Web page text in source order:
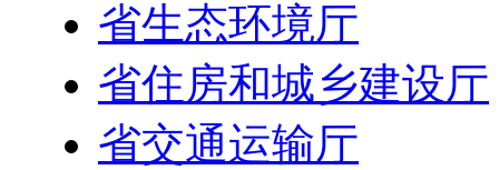
省生态环境厅
省住房和城乡建设厅
省交通运输厅